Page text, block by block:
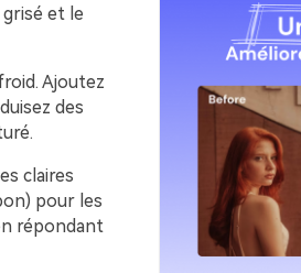
grisé et le
Ajoutez
des
claires
pour les
répondant